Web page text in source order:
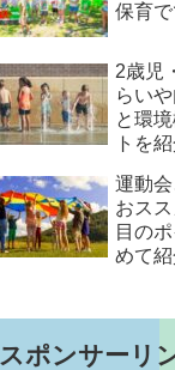
保育
2歳児
らい
と環
トを
運動
おス
目の
めて紹
スポンサーリ